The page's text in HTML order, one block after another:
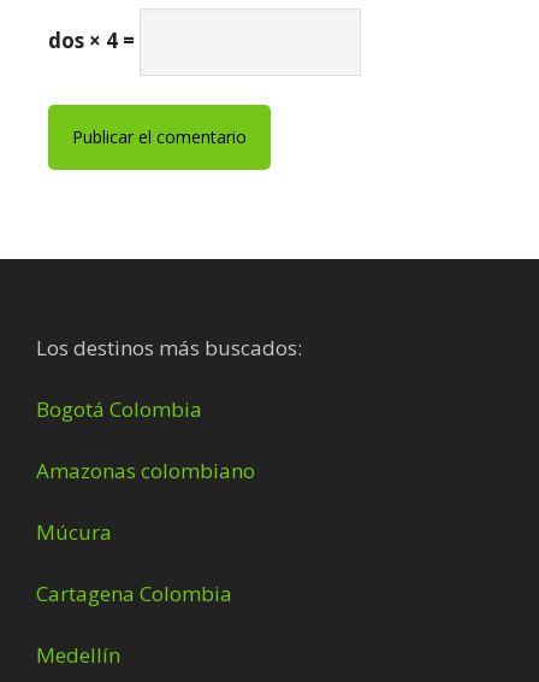
dos × 4 =
Los destinos más buscados:
Bogotá Colombia
Amazonas colombiano
Múcura
Cartagena Colombia
Medellín